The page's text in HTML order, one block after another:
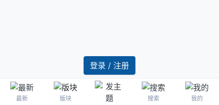
最新 版块 搜索 我的
登录 / 注册